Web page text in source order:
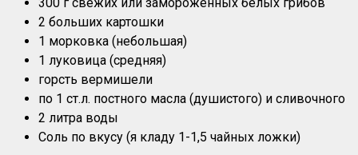
2 больших картошки
1 морковка (небольшая)
1 луковица (средняя)
горсть вермишели
по 1 ст.л. постного масла (душистого) и сливочного
2 литра воды
Соль по вкусу (я кладу 1-1,5 чайных ложки)